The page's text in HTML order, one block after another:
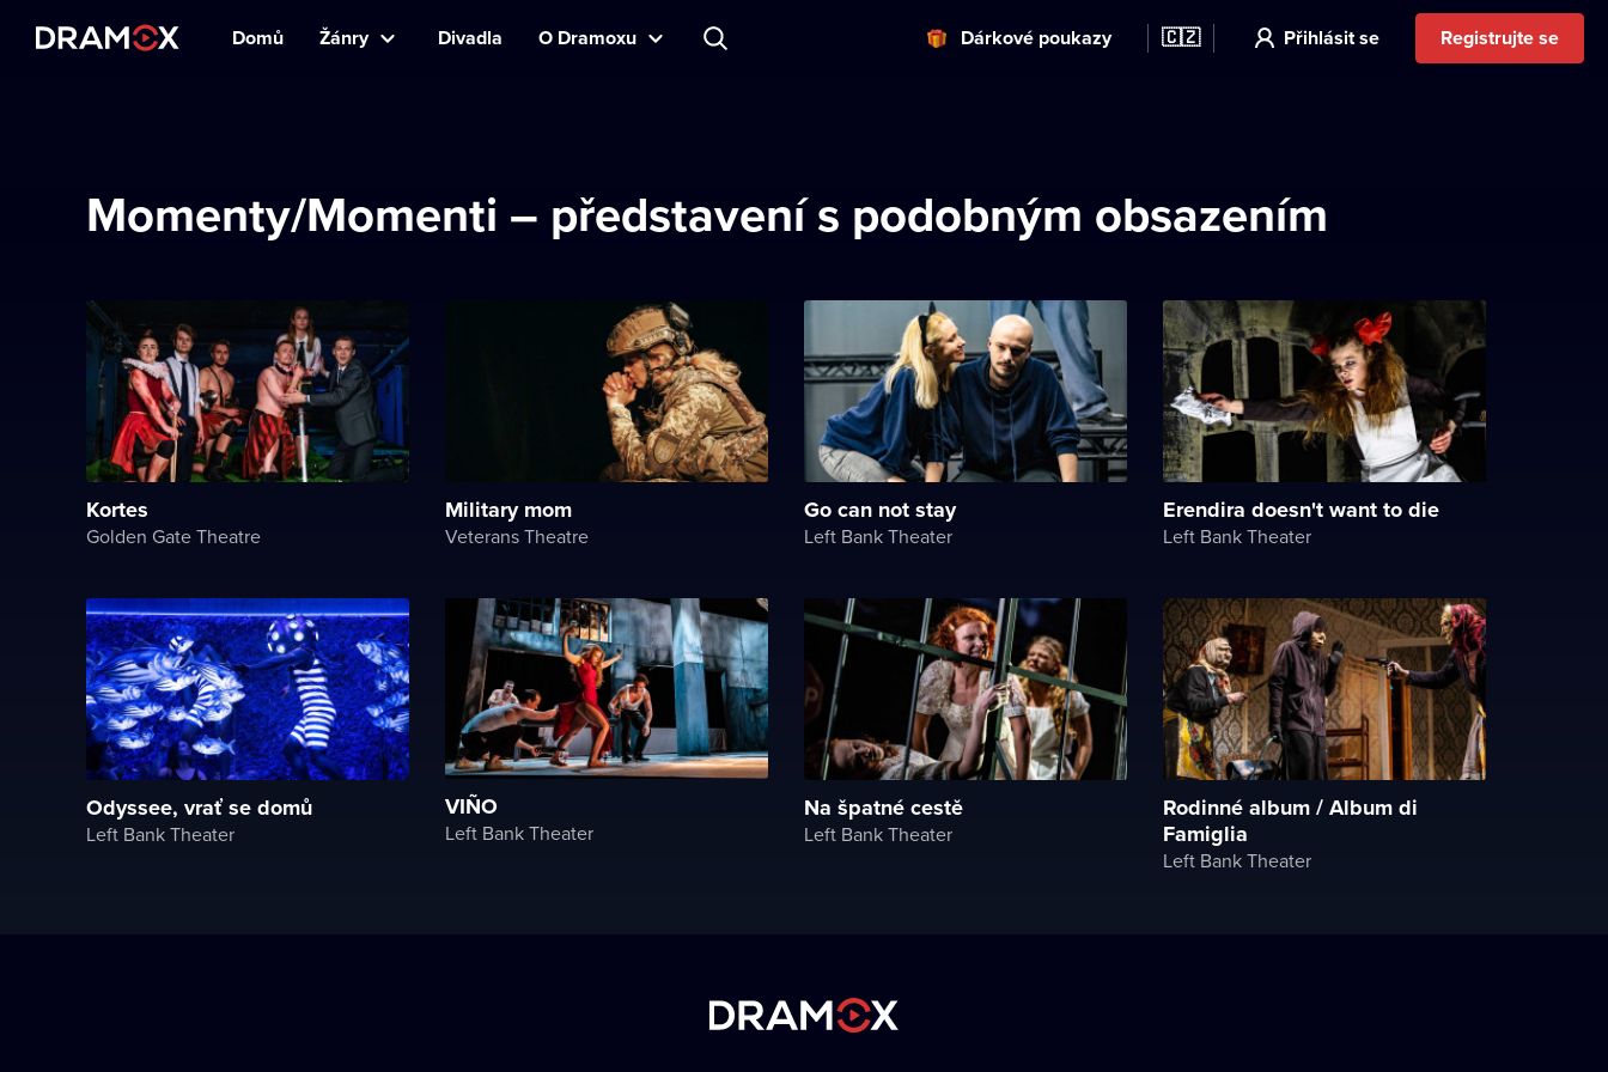
Domů Žánry Divadla O Dramoxu Dárkové poukazy 🇨🇿 Přihlásit se Registrujte se
Momenty/Momenti – představení s podobným obsazením
Kortes
Golden Gate Theatre
Military mom
Veterans Theatre
Go can not stay
Left Bank Theater
Erendira doesn't want to die
Left Bank Theater
Odyssee, vrať se domů
Left Bank Theater
VIÑO
Left Bank Theater
Na špatné cestě
Left Bank Theater
Rodinné album / Album di
Famiglia
Left Bank Theater